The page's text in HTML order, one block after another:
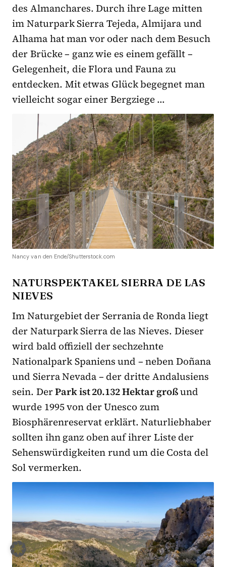
des Almanchares. Durch ihre Lage mitten
im Naturpark Sierra Tejeda, Almijara und
Alhama hat man vor oder nach dem Besuch
der Brücke – ganz wie es einem gefällt –
Gelegenheit, die Flora und Fauna zu
entdecken. Mit etwas Glück begegnet man
vielleicht sogar einer Bergziege …
Nancy van den Ende/Shutterstock.com
NATURSPEKTAKEL SIERRA DE LAS
NIEVES
Im Naturgebiet der Serrania de Ronda liegt
der Naturpark Sierra de las Nieves. Dieser
wird bald offiziell der sechzehnte
Nationalpark Spaniens und – neben Doñana
und Sierra Nevada – der dritte Andalusiens
sein. DerPark ist 20.132 Hektar großund
wurde 1995 von der Unesco zum
Biosphärenreservat erklärt. Naturliebhaber
sollten ihn ganz oben auf ihrer Liste der
Sehenswürdigkeiten rund um die Costa del
Sol vermerken.